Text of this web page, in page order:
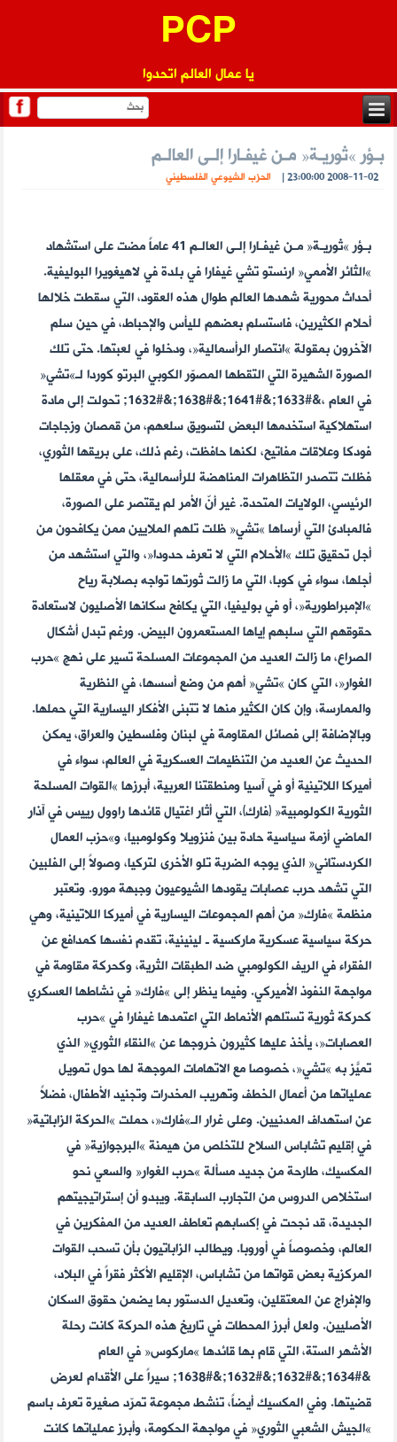
PCP
يا عمال العالم اتحدوا
بـؤر »ثوريـة« مـن غيفـارا إلـى العالـم
2008-11-02 23:00:00
| الحزب الشيوعي الفلسطيني
بـؤر »ثوريـة« مـن غيفـارا إلـى العالـم 41 عاماً مضت على استشهاد
»الثائر الأممي« ارنستو تشي غيفارا في بلدة في لاهيغويرا البوليفية.
أحداث محورية شهدها العالم طوال هذه العقود، التي سقطت خلالها
أحلام الكثيرين، فاستسلم بعضهم لليأس والإحباط، في حين سلم
الآخرون بمقولة »انتصار الرأسمالية«، ودخلوا في لعبتها. حتى تلك
الصورة الشهيرة التي التقطها المصوّر الكوبي البرتو كوردا لـ»تشي«
في العام ،&#1633;&#1641;&#1638;&#1632; تحولت إلى مادة
استهلاكية استخدمها البعض لتسويق سلعهم، من قمصان وزجاجات
فودكا وعلاقات مفاتيح، لكنها حافظت، رغم ذلك، على بريقها الثوري،
فظلت تتصدر التظاهرات المناهضة للرأسمالية، حتى في معقلها
الرئيسي، الولايات المتحدة. غير أنّ الأمر لم يقتصر على الصورة،
فالمبادئ التي أرساها »تشي« ظلت تلهم الملايين ممن يكافحون من
أجل تحقيق تلك »الأحلام التي لا تعرف حدودا«، والتي استشهد من
أجلها، سواء في كوبا، التي ما زالت ثورتها تواجه بصلابة رياح
»الإمبراطورية«، أو في بوليفيا، التي يكافح سكانها الأصليون لاستعادة
حقوقهم التي سلبهم إياها المستعمرون البيض. ورغم تبدل أشكال
الصراع، ما زالت العديد من المجموعات المسلحة تسير على نهج »حرب
الغوار«، التي كان »تشي« أهم من وضع أسسها، في النظرية
والممارسة، وإن كان الكثير منها لا تتبنى الأفكار اليسارية التي حملها.
وبالإضافة إلى فصائل المقاومة في لبنان وفلسطين والعراق، يمكن
الحديث عن العديد من التنظيمات العسكرية في العالم، سواء في
أميركا اللاتينية أو في آسيا ومنطقتنا العربية، أبرزها »القوات المسلحة
الثورية الكولومبية« (فارك)، التي أثار اغتيال قائدها راوول رييس في آذار
الماضي أزمة سياسية حادة بين فنزويلا وكولومبيا، و»حزب العمال
الكردستاني« الذي يوجه الضربة تلو الأخرى لتركيا، وصولاً إلى الفلبين
التي تشهد حرب عصابات يقودها الشيوعيون وجبهة مورو. وتعتبر
منظمة »فارك« من أهم المجموعات اليسارية في أميركا اللاتينية، وهي
حركة سياسية عسكرية ماركسية ـ لينينية، تقدم نفسها كمدافع عن
الفقراء في الريف الكولومبي ضد الطبقات الثرية، وكحركة مقاومة في
مواجهة النفوذ الأميركي. وفيما ينظر إلى »فارك« في نشاطها العسكري
كحركة ثورية تستلهم الأنماط التي اعتمدها غيفارا في »حرب
العصابات«، يأخذ عليها كثيرون خروجها عن »النقاء الثوري« الذي
تميّز به »تشي«، خصوصاً مع الاتهامات الموجهة لها حول تمويل
عملياتها من أعمال الخطف وتهريب المخدرات وتجنيد الأطفال، فضلاً
عن استهداف المدنيين. وعلى غرار الـ»فارك«، حملت »الحركة الزاباتية«
في إقليم تشاباس السلاح للتخلص من هيمنة »البرجوازية« في
المكسيك، طارحة من جديد مسألة »حرب الغوار« والسعي نحو
استخلاص الدروس من التجارب السابقة. ويبدو أن إستراتيجيتهم
الجديدة، قد نجحت في إكسابهم تعاطف العديد من المفكرين في
العالم، وخصوصاً في أوروبا. ويطالب الزاباتيون بأن تسحب القوات
المركزية بعض قواتها من تشاباس، الإقليم الأكثر فقراً في البلاد،
والإفراج عن المعتقلين، وتعديل الدستور بما يضمن حقوق السكان
الأصليين. ولعل أبرز المحطات في تاريخ هذه الحركة كانت رحلة
الأشهر الستة، التي قام بها قائدها »ماركوس« في العام
&#1634;&#1632;&#1632;&#1638; سيراً على الأقدام لعرض
قضيتها. وفي المكسيك أيضاً، تنشط مجموعة تمرّد صغيرة تعرف باسم
»الجيش الشعبي الثوري« في مواجهة الحكومة، وأبرز عملياتها كانت